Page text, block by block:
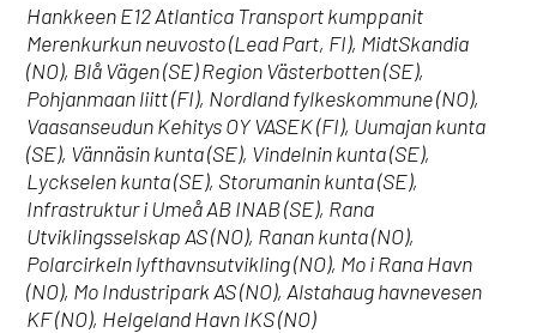
Hankkeen E12 Atlantica Transport kumppanit
Merenkurkun neuvosto (Lead Part, FI), MidtSkandia
(NO), Blå Vägen (SE) Region Västerbotten (SE),
Pohjanmaan liitt (FI), Nordland fylkeskommune (NO),
Vaasanseudun Kehitys OY VASEK (FI), Uumajan kunta
(SE), Vännäsin kunta (SE), Vindelnin kunta (SE),
Lyckselen kunta (SE), Storumanin kunta (SE),
Infrastruktur i Umeå AB INAB (SE), Rana
Utviklingsselskap AS (NO), Ranan kunta (NO),
Polarcirkeln lyfthavnsutvikling (NO), Mo i Rana Havn
(NO), Mo Industripark AS (NO), Alstahaug havnevesen
KF (NO), Helgeland Havn IKS (NO)